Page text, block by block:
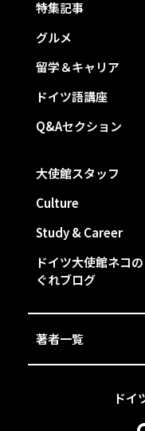
ドイ
特集記事
グルメ
留学＆キャリア
ドイツ語講座
Q&Aセクション
大使館スタッフ
Culture
Study & Career
ドイツ大使館ネコ
ぐれブログ
著者一覧